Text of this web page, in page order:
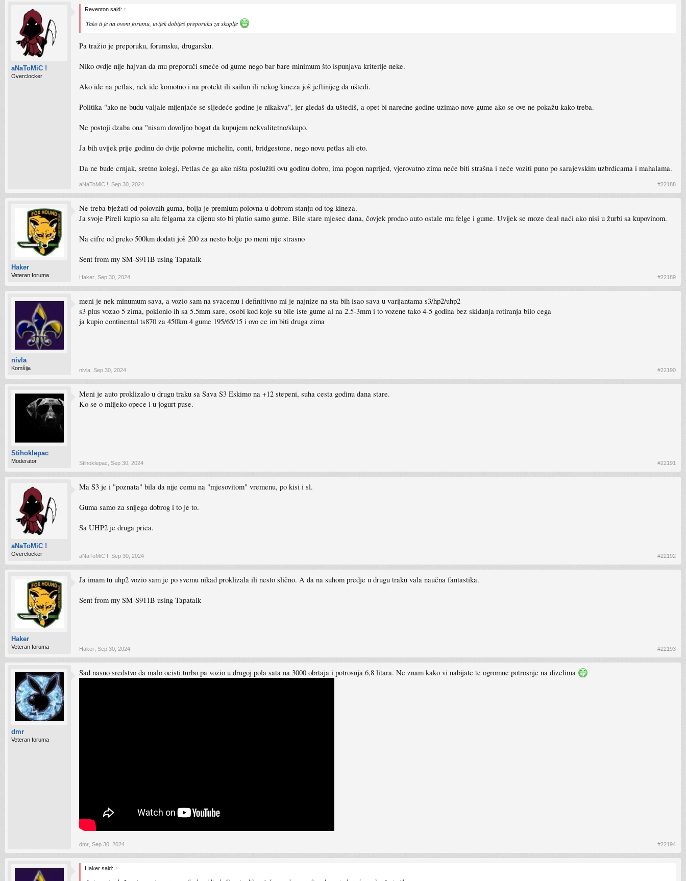
aNaToMiC !
Overclocker
Reventon said: ↑
Tako ti je na ovom forumu, uvijek dobiješ preporuku za skuplje
Pa tražio je preporuku, forumsku, drugarsku.
Niko ovdje nije hajvan da mu preporuči smeće od gume nego bar bare minimum što ispunjava kriterije neke.
Ako ide na petlas, nek ide komotno i na protekt ili sailun ili nekog kineza još jeftinijeg da uštedi.
Politika "ako ne budu valjale mijenjaće se sljedeće godine je nikakva", jer gledaš da uštediš, a opet bi naredne godine uzimao nove gume ako se ove ne pokažu kako treba.
Ne postoji dzaba ona "nisam dovoljno bogat da kupujem nekvalitetno/skupo.
Ja bih uvijek prije godinu do dvije polovne michelin, conti, bridgestone, nego novu petlas ali eto.
Da ne bude crnjak, sretno kolegi, Petlas će ga ako ništa poslužiti ovu godinu dobro, ima pogon naprijed, vjerovatno zima neće biti strašna i neće voziti puno po sarajevskim uzbrdicama i mahalama.
aNaToMiC ! Sep 30, 2024 #22188
Haker
Veteran foruma
Ne treba bježati od polovnih guma, bolja je premium polovna u dobrom stanju od tog kineza.
Ja svoje Pireli kupio sa alu felgama za cijenu sto bi platio samo gume. Bile stare mjesec dana, čovjek prodao auto ostale mu felge i gume. Uvijek se moze deal naći ako nisi u žurbi sa kupovinom.
Na cifre od preko 500km dodati još 200 za nesto bolje po meni nije strasno
Sent from my SM-S911B using Tapatalk
Haker Sep 30, 2024 #22189
nivla
Komšija
meni je nek minumum sava, a vozio sam na svacemu i definitivno mi je najnize na sta bih isao sava u varijantama s3/hp2/uhp2
s3 plus vozao 5 zima, poklonio ih sa 5.5mm sare, osobi kod koje su bile iste gume al na 2.5-3mm i to vozene tako 4-5 godina bez skidanja rotiranja bilo cega
ja kupio continental ts870 za 450km 4 gume 195/65/15 i ovo ce im biti druga zima
nivla Sep 30, 2024 #22190
Stihoklepac
Moderator
Meni je auto proklizalo u drugu traku sa Sava S3 Eskimo na +12 stepeni, suha cesta godinu dana stare.
Ko se o mlijeko opece i u jogurt puse.
Stihoklepac Sep 30, 2024 #22191
aNaToMiC !
Overclocker
Ma S3 je i "poznata" bila da nije cemu na "mjesovitom" vremenu, po kisi i sl.
Guma samo za snijega dobrog i to je to.
Sa UHP2 je druga prica.
aNaToMiC ! Sep 30, 2024 #22192
Haker
Veteran foruma
Ja imam tu uhp2 vozio sam je po svemu nikad proklizala ili nesto slično. A da na suhom predje u drugu traku vala naučna fantastika.
Sent from my SM-S911B using Tapatalk
Haker Sep 30, 2024 #22193
dmr
Veteran foruma
Sad nasuo sredstvo da malo ocisti turbo pa vozio u drugoj pola sata na 3000 obrtaja i potrosnja 6,8 litara. Ne znam kako vi nabijate te ogromne potrosnje na dizelima
dmr Sep 30, 2024 #22194
Haker said: ↑